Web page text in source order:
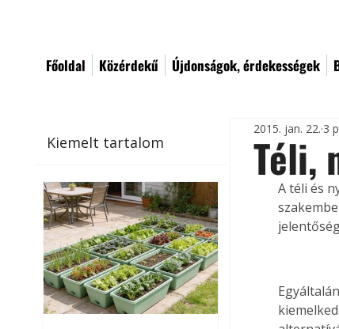
Főoldal Közérdekű Újdonságok, érdekességek
Kiemelt tartalom Téli,
2015. jan. 22. 3
A téli és